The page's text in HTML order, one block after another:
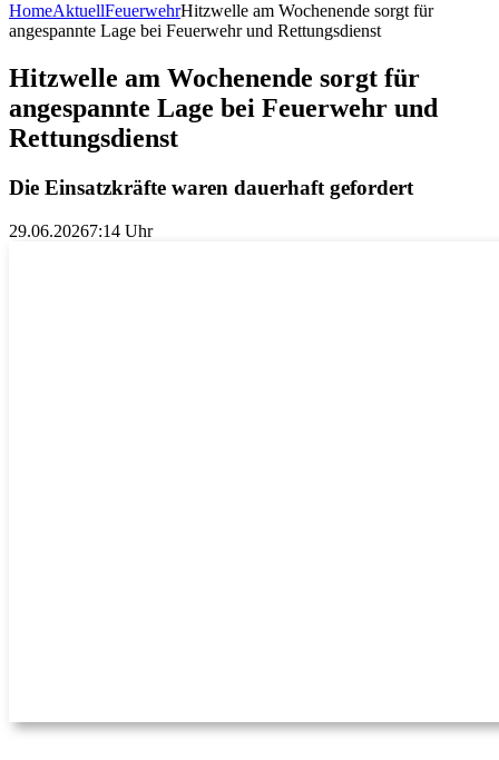
HomeAktuellFeuerwehrHitzwelle am Wochenende sorgt für
angespannte Lage bei Feuerwehr und Rettungsdienst
Hitzwelle am Wochenende sorgt für
angespannte Lage bei Feuerwehr und
Rettungsdienst
Die Einsatzkräfte waren dauerhaft gefordert
29.06.20267:14 Uhr